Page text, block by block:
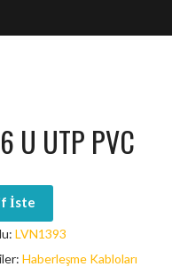
U UTP PVC
İste
LVN1393
Haberleşme Kabloları